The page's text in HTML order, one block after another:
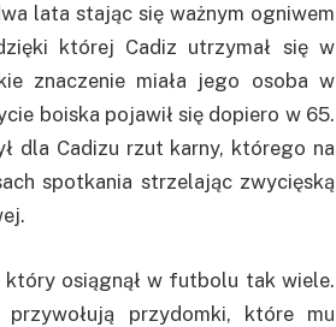
lata stając się ważnym ogniwem
której Cadiz utrzymał się w
znaczenie miała jego osoba w
boiska pojawił się dopiero w 65.
dla Cadizu rzut karny, którego na
spotkania strzelając zwycięską
który osiągnął w futbolu tak wiele.
przydomki, które mu